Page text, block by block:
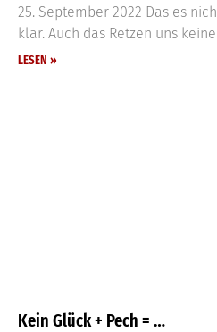
25. September 2022 Das es
klar. Auch das Retzen uns
LESEN »
Kein Glück + Pech = …